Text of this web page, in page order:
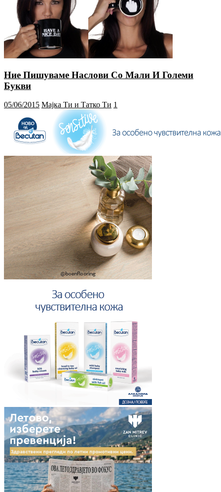
Ние Пишуваме Наслови Со Мали И Големи
Букви
05/06/2015 Мајка Ти и Татко Ти 1